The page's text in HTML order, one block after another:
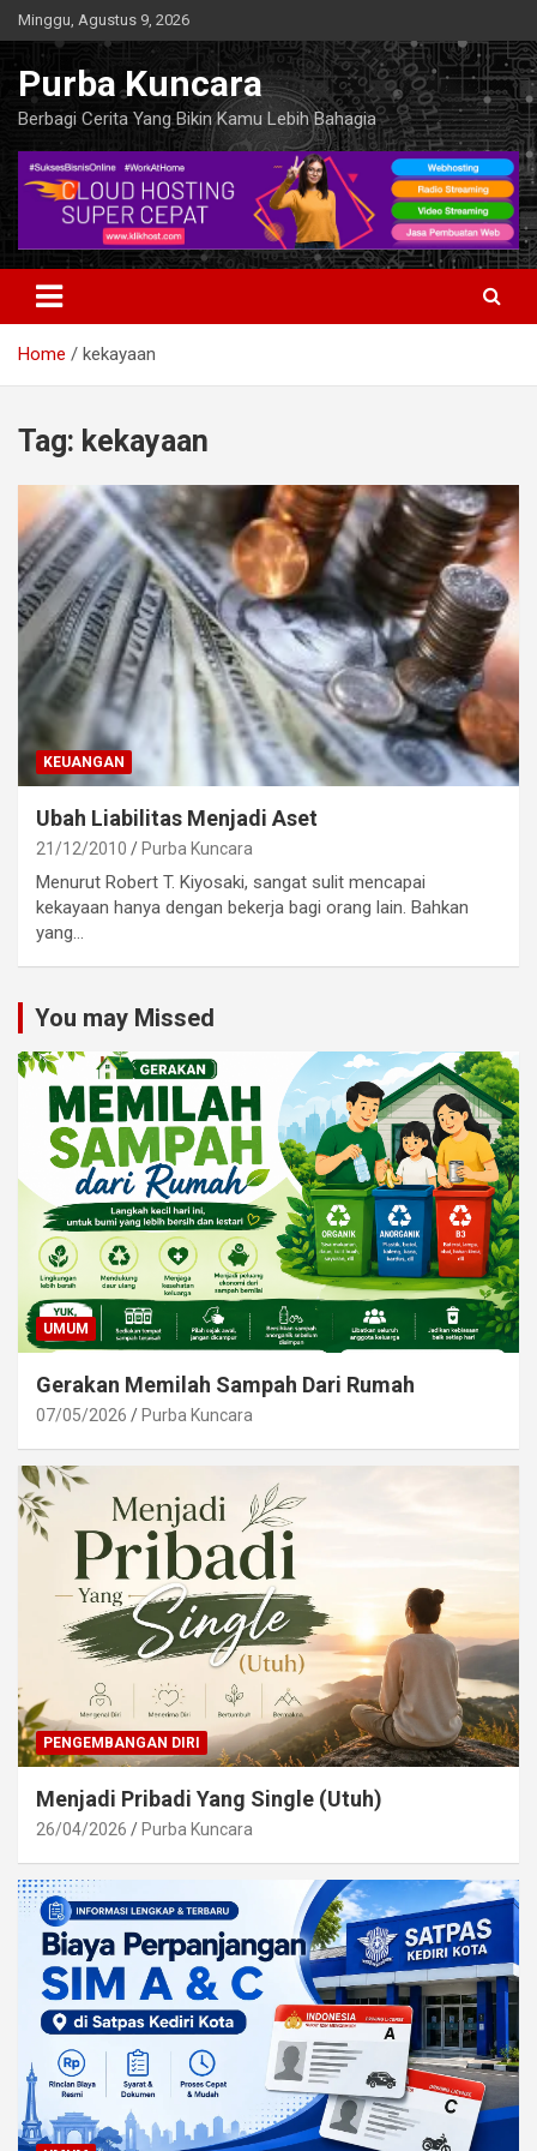
Skip
to
content
Minggu, Agustus 9, 2026
Purba Kuncara
Berbagi Cerita Yang Bikin Kamu Lebih Bahagia
Home kekayaan
Tag: kekayaan
KEUANGAN
Ubah Liabilitas Menjadi Aset
21/12/2010 Purba Kuncara
Menurut Robert T. Kiyosaki, sangat sulit mencapai
kekayaan hanya dengan bekerja bagi orang lain. Bahkan
yang…
You may Missed
UMUM
Gerakan Memilah Sampah Dari Rumah
07/05/2026 Purba Kuncara
PENGEMBANGAN DIRI
Menjadi Pribadi Yang Single (Utuh)
26/04/2026 Purba Kuncara